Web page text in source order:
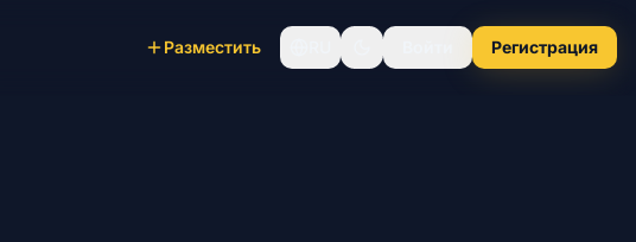
Разместить Регистрация